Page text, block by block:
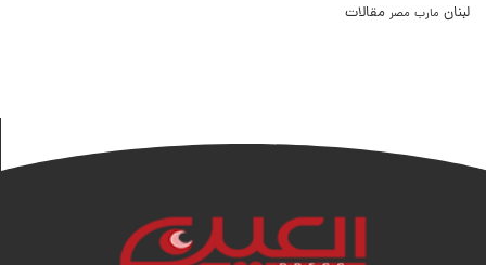
لبنان مارب مصر مقالات